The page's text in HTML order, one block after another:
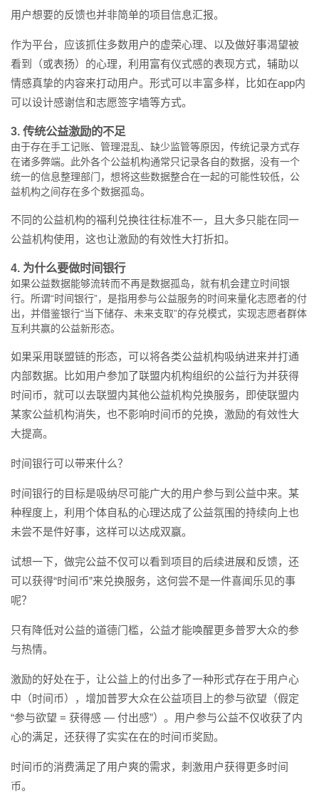
用户想要的反馈也并非简单的项目信息汇报。
作为平台，应该抓住多数用户的虚荣心理、以及做好事渴望被
看到（或表扬）的心理，利用富有仪式感的表现方式，辅助以
情感真挚的内容来打动用户。形式可以丰富多样，比如在app内
可以设计感谢信和志愿签字墙等方式。
3. 传统公益激励的不足
由于存在手工记账、管理混乱、缺少监管等原因，传统记录方式存
在诸多弊端。此外各个公益机构通常只记录各自的数据，没有一个
统一的信息整理部门，想将这些数据整合在一起的可能性较低，公
益机构之间存在多个数据孤岛。
不同的公益机构的福利兑换往往标准不一，且大多只能在同一
公益机构使用，这也让激励的有效性大打折扣。
4. 为什么要做时间银行
如果公益数据能够流转而不再是数据孤岛，就有机会建立时间银
行。所谓“时间银行”，是指用参与公益服务的时间来量化志愿者的付
出，并借鉴银行“当下储存、未来支取”的存兑模式，实现志愿者群体
互利共赢的公益新形态。
如果采用联盟链的形态，可以将各类公益机构吸纳进来并打通
内部数据。比如用户参加了联盟内机构组织的公益行为并获得
时间币，就可以去联盟内其他公益机构兑换服务，即使联盟内
某家公益机构消失，也不影响时间币的兑换，激励的有效性大
大提高。
时间银行可以带来什么？
时间银行的目标是吸纳尽可能广大的用户参与到公益中来。某
种程度上，利用个体自私的心理达成了公益氛围的持续向上也
未尝不是件好事，这样可以达成双赢。
试想一下，做完公益不仅可以看到项目的后续进展和反馈，还
可以获得“时间币”来兑换服务，这何尝不是一件喜闻乐见的事
呢？
只有降低对公益的道德门槛，公益才能唤醒更多普罗大众的参
与热情。
激励的好处在于，让公益上的付出多了一种形式存在于用户心
中（时间币），增加普罗大众在公益项目上的参与欲望（假定
“参与欲望 = 获得感 — 付出感”）。用户参与公益不仅收获了内
心的满足，还获得了实实在在的时间币奖励。
时间币的消费满足了用户爽的需求，刺激用户获得更多时间
币。